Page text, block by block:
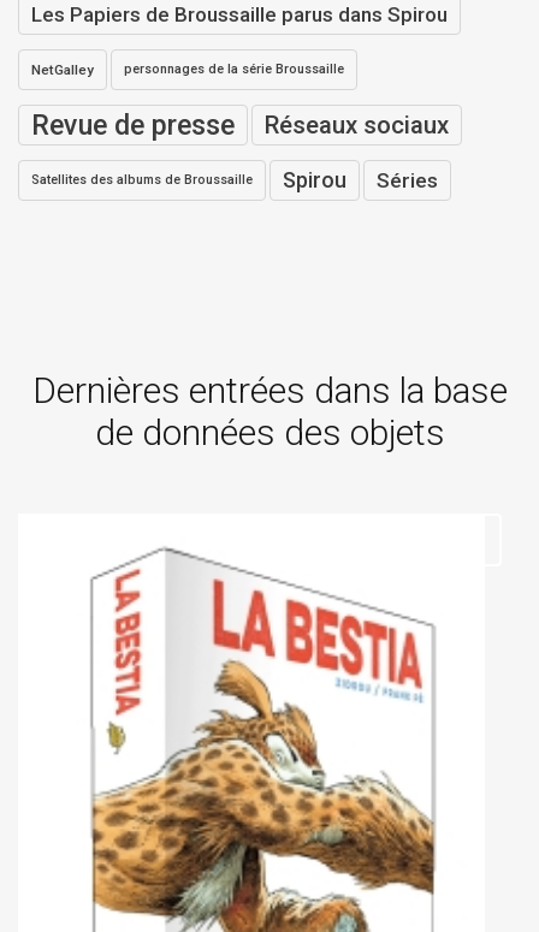
Les Papiers de Broussaille parus dans Spirou
NetGalley personnages de la série Broussaille
Revue de presse Réseaux sociaux
Satellites des albums de Broussaille Spirou Séries
Dernières entrées dans la base
de données des objets